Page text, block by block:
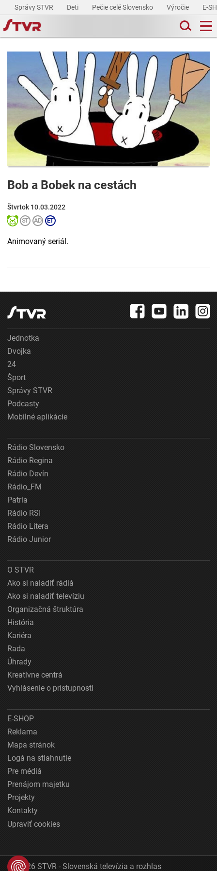
Správy STVR Deti Pečie celé Slovensko Výročie E-
Bob a Bobek na cestách
Štvrtok 10.03.2022
Animovaný seriál.
Jednotka
Dvojka
24
Šport
Správy STVR
Podcasty
Mobilné aplikácie
Rádio Slovensko
Rádio Regina
Rádio Devín
Rádio_FM
Patria
Rádio RSI
Rádio Litera
Rádio Junior
O STVR
Ako si naladiť rádiá
Ako si naladiť televíziu
Organizačná štruktúra
História
Kariéra
Rada
Úhrady
Kreatívne centrá
Vyhlásenie o prístupnosti
E-SHOP
Reklama
Mapa stránok
Logá na stiahnutie
Pre médiá
Prenájom majetku
Projekty
Kontakty
Upraviť cookies
© 2026 STVR - Slovenská televízia a rozhlas